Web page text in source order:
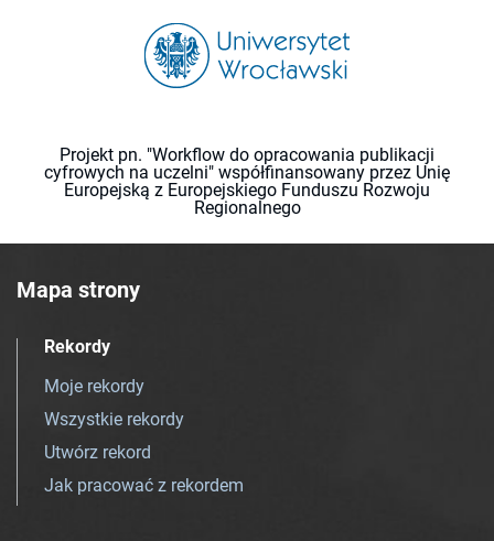
Projekt pn. "Workflow do opracowania publikacji
cyfrowych na uczelni" współfinansowany przez Unię
Europejską z Europejskiego Funduszu Rozwoju
Regionalnego
Mapa strony
Rekordy
Moje rekordy
Wszystkie rekordy
Utwórz rekord
Jak pracować z rekordem